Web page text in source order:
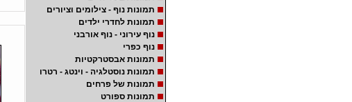
תמונות נוף - צילומים וציורים
תמונות לחדרי ילדים
נוף עירוני - נוף אורבני
נוף כפרי
תמונות אבסטרקטיות
תמונות נוסטלגיה - וינטג - רטרו
תמונות של פרחים
תמונות ספורט